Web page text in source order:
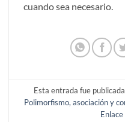
cuando sea necesario.
Esta entrada fue
Polimorfismo, asociación y